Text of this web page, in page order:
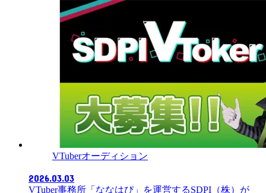
VTuberオーディション
2026.03.03
VTuber事務所「ななはぴ」を運営するSDPI（株）が